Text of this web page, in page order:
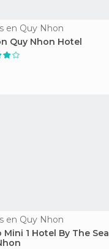
en Quy Nhon
Quy Nhon Hotel
en Quy Nhon
Mini 1 Hotel By The Sea